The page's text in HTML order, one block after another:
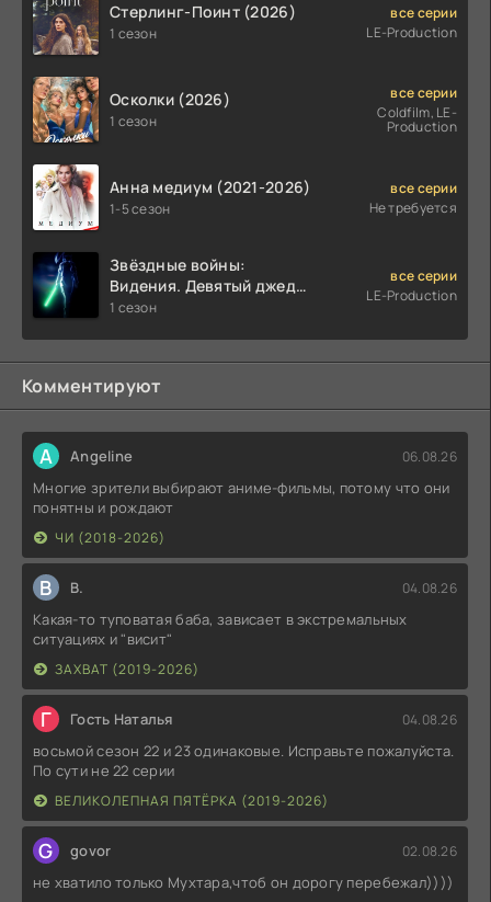
Стерлинг-Поинт (2026)
1 сезон
все серии
LE-Production
Осколки (2026)
1 сезон
все серии
Coldfilm, LE-
Production
Анна медиум (2021-2026)
1-5 сезон
все серии
Не требуется
Звёздные войны:
Видения. Девятый джедай
(2026)
1 сезон
все серии
LE-Production
Комментируют
A Angeline 06.08.26
Многие зрители выбирают аниме-фильмы, потому что они
понятны и рождают
ЧИ (2018-2026)
В В. 04.08.26
Какая-то туповатая баба, зависает в экстремальных
ситуациях и "висит"
ЗАХВАТ (2019-2026)
Г Гость Наталья 04.08.26
восьмой сезон 22 и 23 одинаковые. Исправьте пожалуйста.
По сути не 22 серии
ВЕЛИКОЛЕПНАЯ ПЯТЁРКА (2019-2026)
G govor 02.08.26
не хватило только Мухтара,чтоб он дорогу перебежал))))